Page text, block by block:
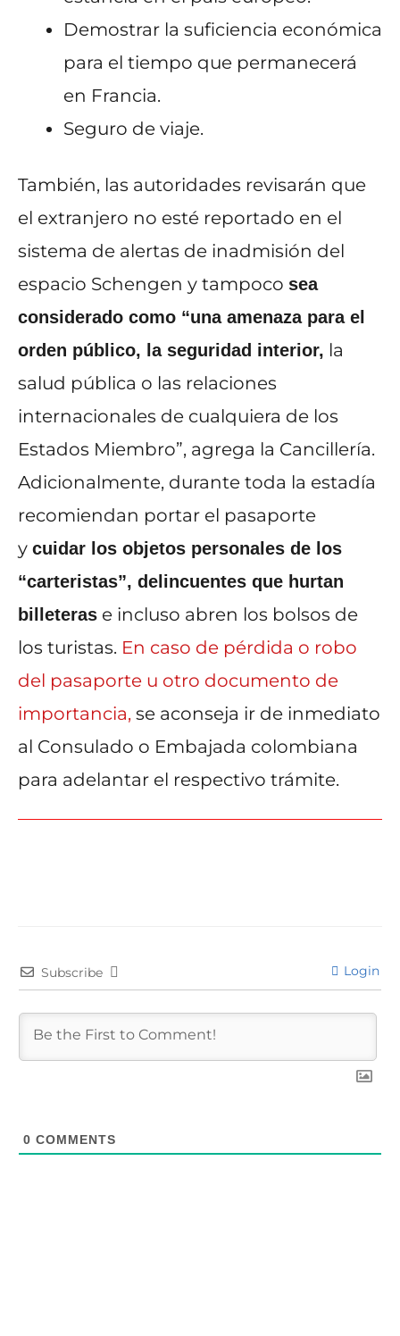
Demostrar la suficiencia económica
para el tiempo que permanecerá
en Francia.
Seguro de viaje.
También, las autoridades revisarán que
el extranjero no esté reportado en el
sistema de alertas de inadmisión del
espacio Schengen y tampoco sea
considerado como “una amenaza para el
orden público, la seguridad interior, la
salud pública o las relaciones
internacionales de cualquiera de los
Estados Miembro”, agrega la Cancillería.
Adicionalmente, durante toda la estadía
recomiendan portar el pasaporte
y cuidar los objetos personales de los
“carteristas”, delincuentes que hurtan
billeteras e incluso abren los bolsos de
los turistas. En caso de pérdida o robo
del pasaporte u otro documento de
importancia, se aconseja ir de inmediato
al Consulado o Embajada colombiana
para adelantar el respectivo trámite.
Subscribe Login
0 COMMENTS